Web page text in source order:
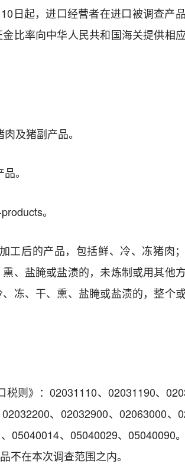
10日起，进口经营者在进口被调查产品
比率向中华人民共和国海关提供相
肉及猪副产品。
品。
。
工后的产品，包括鲜、冷、冻猪肉；
、盐腌或盐渍的，未炼制或用其他
冻、干、熏、盐腌或盐渍的，整个
则》：02031110、02031190、
、02032900、02063000、
05040014、05040029、05040090
不在本次调查范围之内。